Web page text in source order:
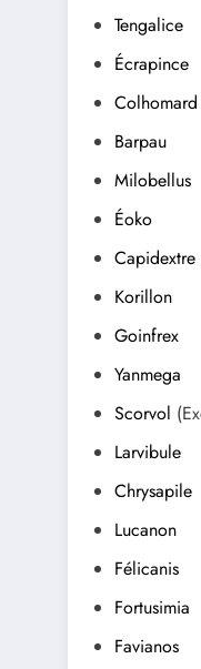
Tengalice
Écrapince
Colhomard
Barpau
Milobellus
Éoko
Capidextre
Korillon
Goinfrex
Yanmega
Scorvol
Larvibule
Chrysapile
Lucanon
Félicanis
Fortusimia
Favianos